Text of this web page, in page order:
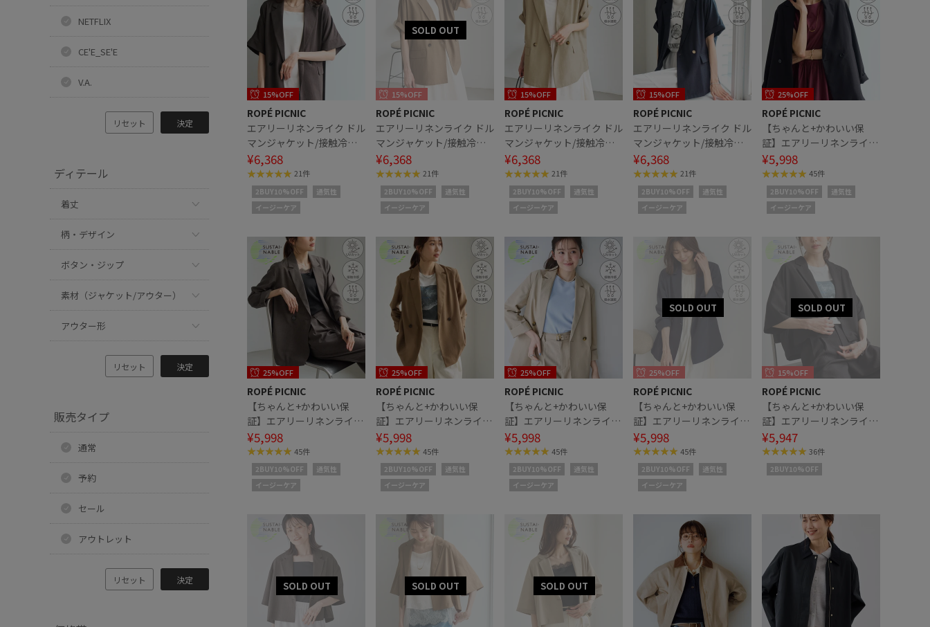
NETFLIX
CE'E_SE'E
V.A.
リセット 決定
ディテール
着丈
柄・デザイン
ボタン・ジップ
素材（ジャケット/アウター）
アウター形
リセット 決定
販売タイプ
通常
予約
セール
アウトレット
リセット 決定
15%OFF
ROPÉ PICNIC
エアリーリネンライク ドル
マンジャケット/接触冷
感・UVカット・速乾
¥6,368
21件
2BUY10%OFF
通気性
イージーケア
15%OFF
ROPÉ PICNIC
エアリーリネンライク ドル
マンジャケット/接触冷
感・UVカット・速乾
¥6,368
21件
2BUY10%OFF
通気性
イージーケア
15%OFF
ROPÉ PICNIC
エアリーリネンライク ドル
マンジャケット/接触冷
感・UVカット・速乾
¥6,368
21件
2BUY10%OFF
通気性
イージーケア
15%OFF
ROPÉ PICNIC
エアリーリネンライク ドル
マンジャケット/接触冷
感・UVカット・速乾
¥6,368
21件
2BUY10%OFF
通気性
イージーケア
25%OFF
ROPÉ PICNIC
【ちゃんと+かわいい保
証】エアリーリネンライク
ダブルジャケット/接触冷
感・UVカット・速乾
¥5,998
45件
2BUY10%OFF
通気性
イージーケア
25%OFF
ROPÉ PICNIC
【ちゃんと+かわいい保
証】エアリーリネンライク
ダブルジャケット/接触冷
感・UVカット・速乾
¥5,998
45件
2BUY10%OFF
通気性
イージーケア
25%OFF
ROPÉ PICNIC
【ちゃんと+かわいい保
証】エアリーリネンライク
ダブルジャケット/接触冷
感・UVカット・速乾
¥5,998
45件
2BUY10%OFF
通気性
イージーケア
25%OFF
ROPÉ PICNIC
【ちゃんと+かわいい保
証】エアリーリネンライク
ダブルジャケット/接触冷
感・UVカット・速乾
¥5,998
45件
2BUY10%OFF
通気性
イージーケア
25%OFF
ROPÉ PICNIC
【ちゃんと+かわいい保
証】エアリーリネンライク
ダブルジャケット/接触冷
感・UVカット・速乾
¥5,998
45件
2BUY10%OFF
通気性
イージーケア
15%OFF
ROPÉ PICNIC
【ちゃんと+かわいい保
証】エアリーリネンライク
ハーフスリーブジャケッ
ト/接触冷感・UVカット・
速乾
¥5,947
36件
2BUY10%OFF